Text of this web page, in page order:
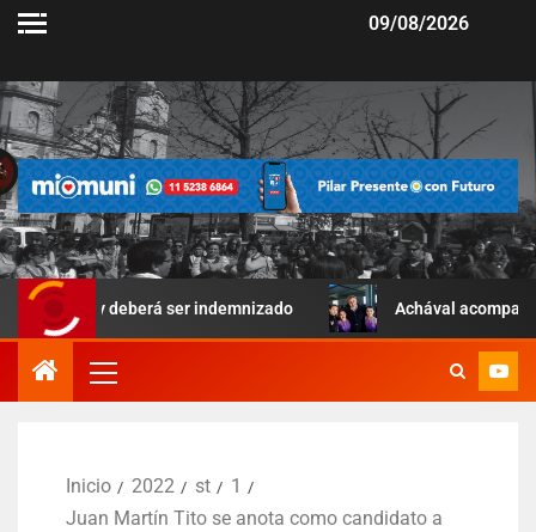
09/08/2026
deberá ser indemnizado Achával acompañó una
Inicio 2022 st
1
Juan Martín Tito se anota como candidato a